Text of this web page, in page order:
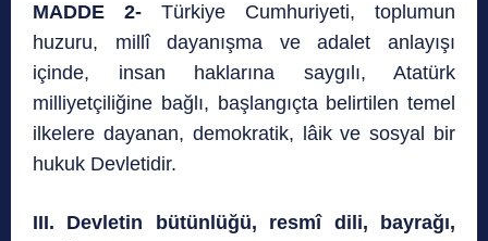
MADDE 2- Türkiye Cumhuriyeti, toplumun
huzuru, millî dayanışma ve adalet anlayışı
içinde, insan haklarına saygılı, Atatürk
milliyetçiliğine bağlı, başlangıçta belirtilen temel
ilkelere dayanan, demokratik, lâik ve sosyal bir
hukuk Devletidir.
III. Devletin bütünlüğü, resmî dili, bayrağı,